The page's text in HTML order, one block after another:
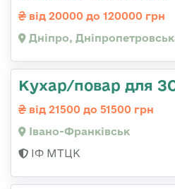
від 20000 до 120000 грн
Дніпро,
Кухар/повар для
від 21500 до 51500 грн
Івано-Франківськ
ІФ МТЦК